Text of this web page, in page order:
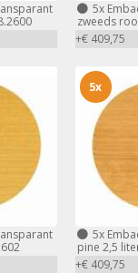
5x
zweeds
+€ 409,75
5x
pine 2,5
+€ 409,75
5x